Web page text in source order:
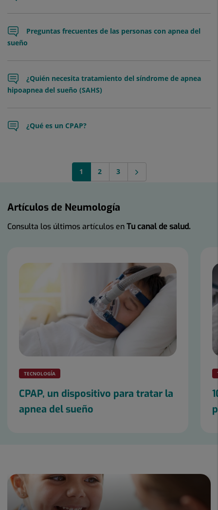
Preguntas frecuentes de las personas con apnea del
sueño
¿Quién necesita tratamiento del síndrome de apnea
hipoapnea del sueño (SAHS)
¿Qué es un CPAP?
1 2 3
Artículos de Neumología
Consulta los últimos artículos enTu canal de salud.
TECNOLOGÍA
CPAP, un dispositivo para tratar la
apnea del sueño